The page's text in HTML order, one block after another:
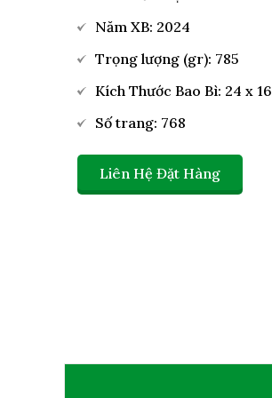
Năm XB: 2024
Trọng lượng (gr): 785
Kích Thước Bao Bì: 24 x
Số trang: 768
Liên Hệ Đặt Hàng